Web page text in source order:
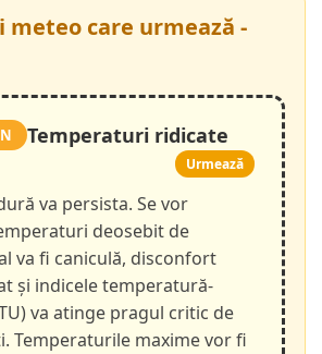
meteo care urmează -
Temperaturi ridicate
Urmează
va persista. Se vor
deosebit de
va fi caniculă, disconfort
și indicele temperatură-
va atinge pragul critic de
Temperaturile maxime vor fi